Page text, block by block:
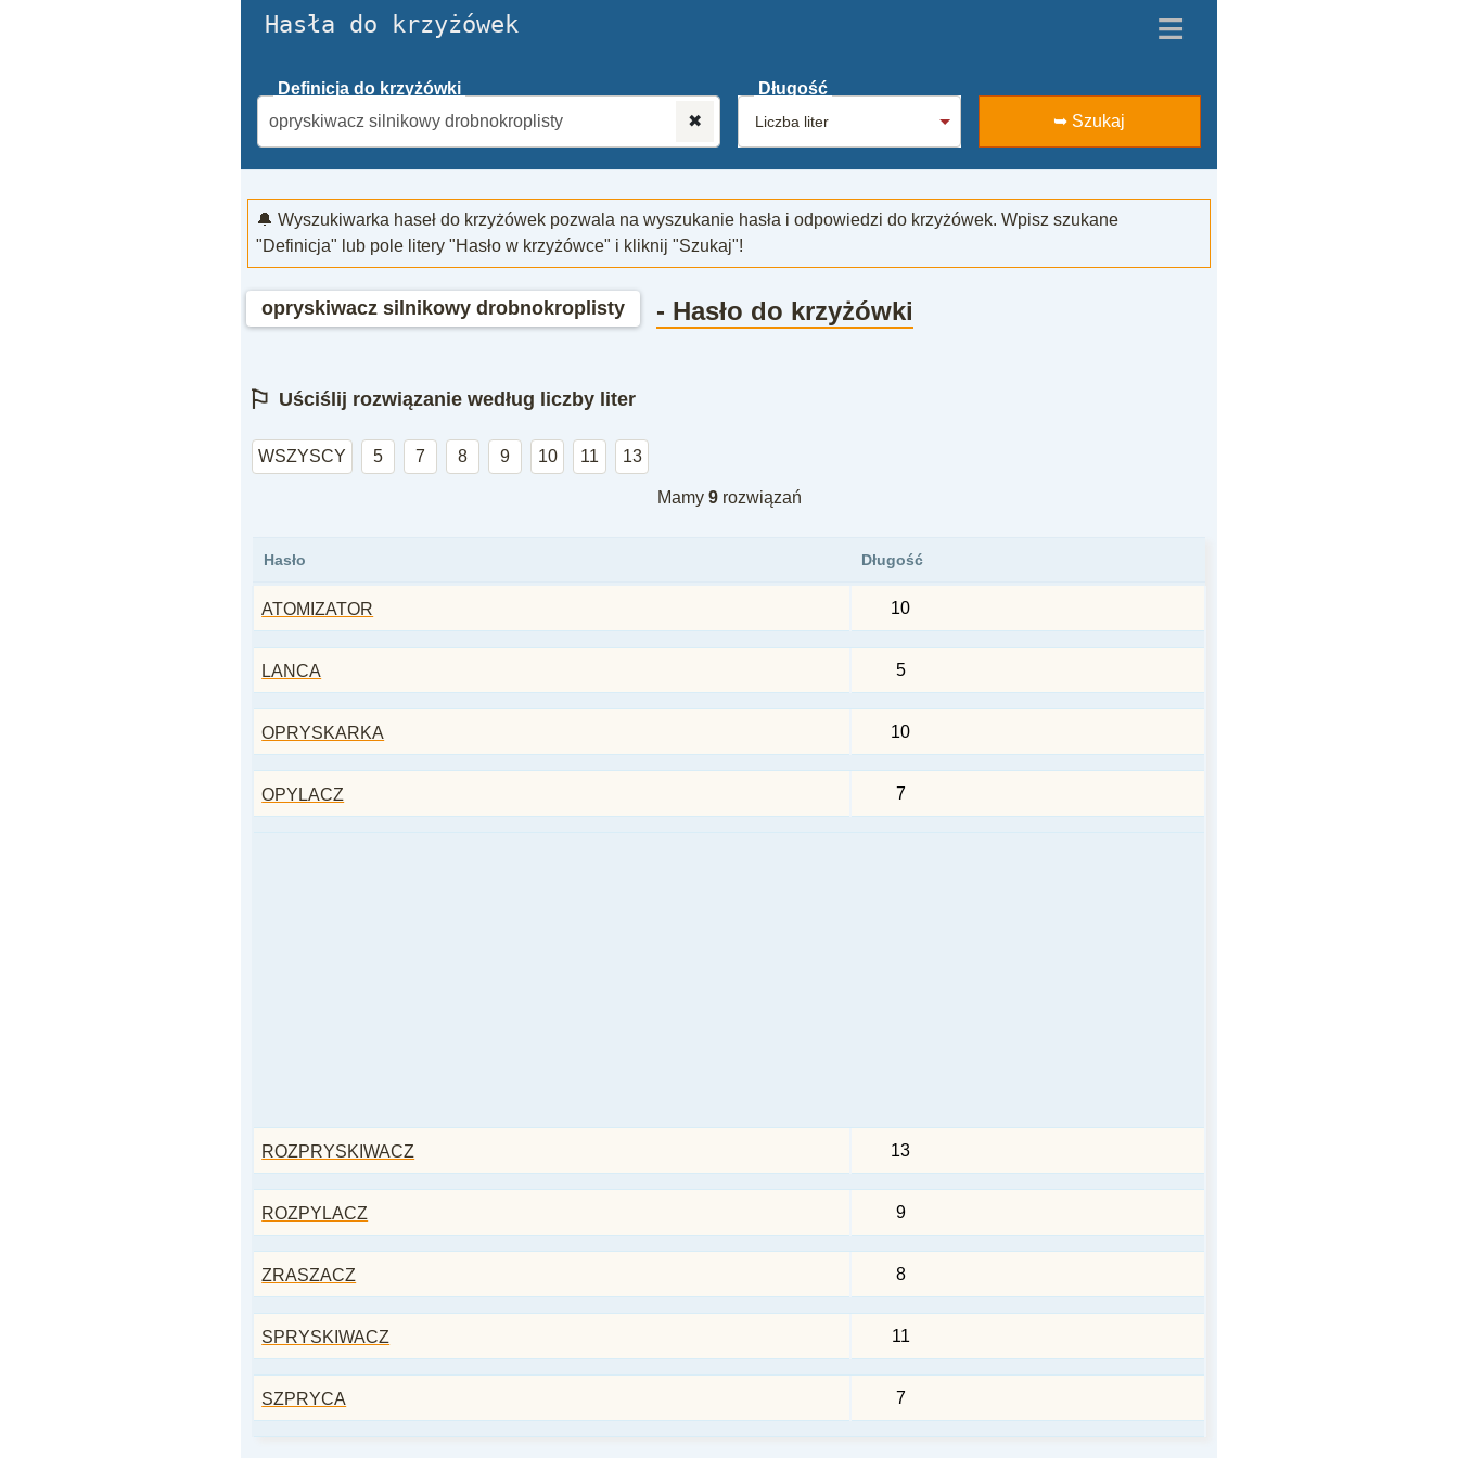
Hasła do krzyżówek ≡
Definicja do krzyżówki
✖
Długość
➥ Szukaj
🔔 Wyszukiwarka haseł do krzyżówek pozwala na wyszukanie hasła i odpowiedzi do krzyżówek. Wpisz szukane
"Definicja" lub pole litery "Hasło w krzyżówce" i kliknij "Szukaj"!
opryskiwacz silnikowy drobnokroplisty - Hasło do krzyżówki
⚐ Uściślij rozwiązanie według liczby liter
WSZYSCY 5 7 8 9 10 11 13
Mamy 9rozwiązań
Hasło Długość
ATOMIZATOR 10
LANCA 5
OPRYSKARKA 10
OPYLACZ 7
ROZPRYSKIWACZ 13
ROZPYLACZ 9
ZRASZACZ 8
SPRYSKIWACZ 11
SZPRYCA 7